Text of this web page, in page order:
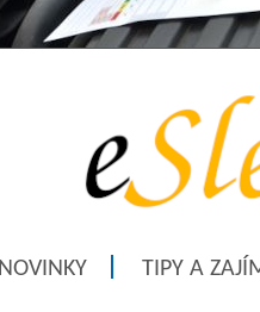
NOVINKY TIPY A